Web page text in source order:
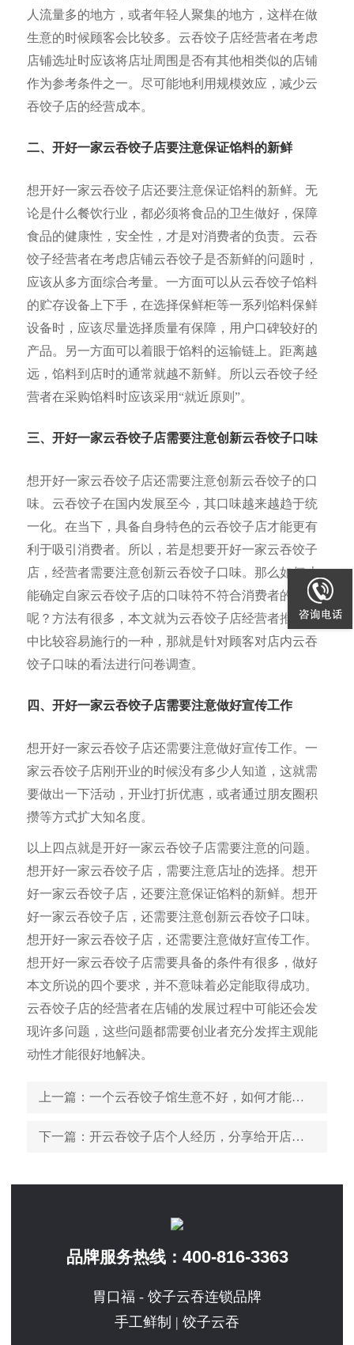
人流量多的地方，或者年轻人聚集的地方，这样在做
生意的时候顾客会比较多。云吞饺子店经营者在考虑
店铺选址时应该将店址周围是否有其他相类似的店铺
作为参考条件之一。尽可能地利用规模效应，减少云
吞饺子店的经营成本。
二、开好一家云吞饺子店要注意保证馅料的新鲜
想开好一家云吞饺子店还要注意保证馅料的新鲜。无
论是什么餐饮行业，都必须将食品的卫生做好，保障
食品的健康性，安全性，才是对消费者的负责。云吞
饺子经营者在考虑店铺云吞饺子是否新鲜的问题时，
应该从多方面综合考量。一方面可以从云吞饺子馅料
的贮存设备上下手，在选择保鲜柜等一系列馅料保鲜
设备时，应该尽量选择质量有保障，用户口碑较好的
产品。另一方面可以着眼于馅料的运输链上。距离越
远，馅料到店时的通常就越不新鲜。所以云吞饺子经
营者在采购馅料时应该采用“就近原则”。
三、开好一家云吞饺子店需要注意创新云吞饺子口味
想开好一家云吞饺子店还需要注意创新云吞饺子的口
味。云吞饺子在国内发展至今，其口味越来越趋于统
一化。在当下，具备自身特色的云吞饺子店才能更有
利于吸引消费者。所以，若是想要开好一家云吞饺子
店，经营者需要注意创新云吞饺子口味。那么如何才
能确定自家云吞饺子店的口味符不符合消费者的口味
呢？方法有很多，本文就为云吞饺子店经营者推荐其
中比较容易施行的一种，那就是针对顾客对店内云吞
饺子口味的看法进行问卷调查。
四、开好一家云吞饺子店需要注意做好宣传工作
想开好一家云吞饺子店还需要注意做好宣传工作。一
家云吞饺子店刚开业的时候没有多少人知道，这就需
要做出一下活动，开业打折优惠，或者通过朋友圈积
攒等方式扩大知名度。
以上四点就是开好一家云吞饺子店需要注意的问题。
想开好一家云吞饺子店，需要注意店址的选择。想开
好一家云吞饺子店，还要注意保证馅料的新鲜。想开
好一家云吞饺子店，还需要注意创新云吞饺子口味。
想开好一家云吞饺子店，还需要注意做好宣传工作。
想开好一家云吞饺子店需要具备的条件有很多，做好
本文所说的四个要求，并不意味着必定能取得成功。
云吞饺子店的经营者在店铺的发展过程中可能还会发
现许多问题，这些问题都需要创业者充分发挥主观能
动性才能很好地解决。
上一篇 ：一个云吞饺子馆生意不好，如何才能起死回生
下一篇 ：开云吞饺子店个人经历，分享给开店的朋友
品牌服务热线： 400-816-3363
胃口福 - 饺子云吞连锁品牌
手工鲜制 | 饺子云吞